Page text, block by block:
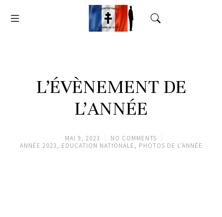
L’ÉVÈNEMENT DE
L’ANNÉE
MAI 9, 2023
NO COMMENTS
ANNÉE 2023, EDUCATION NATIONALE, PHOTOS DE L'ANNÉE